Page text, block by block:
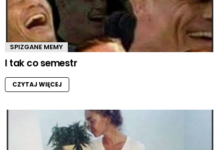
SPIZGANE MEMY
I tak co semestr
CZYTAJ WIĘCEJ